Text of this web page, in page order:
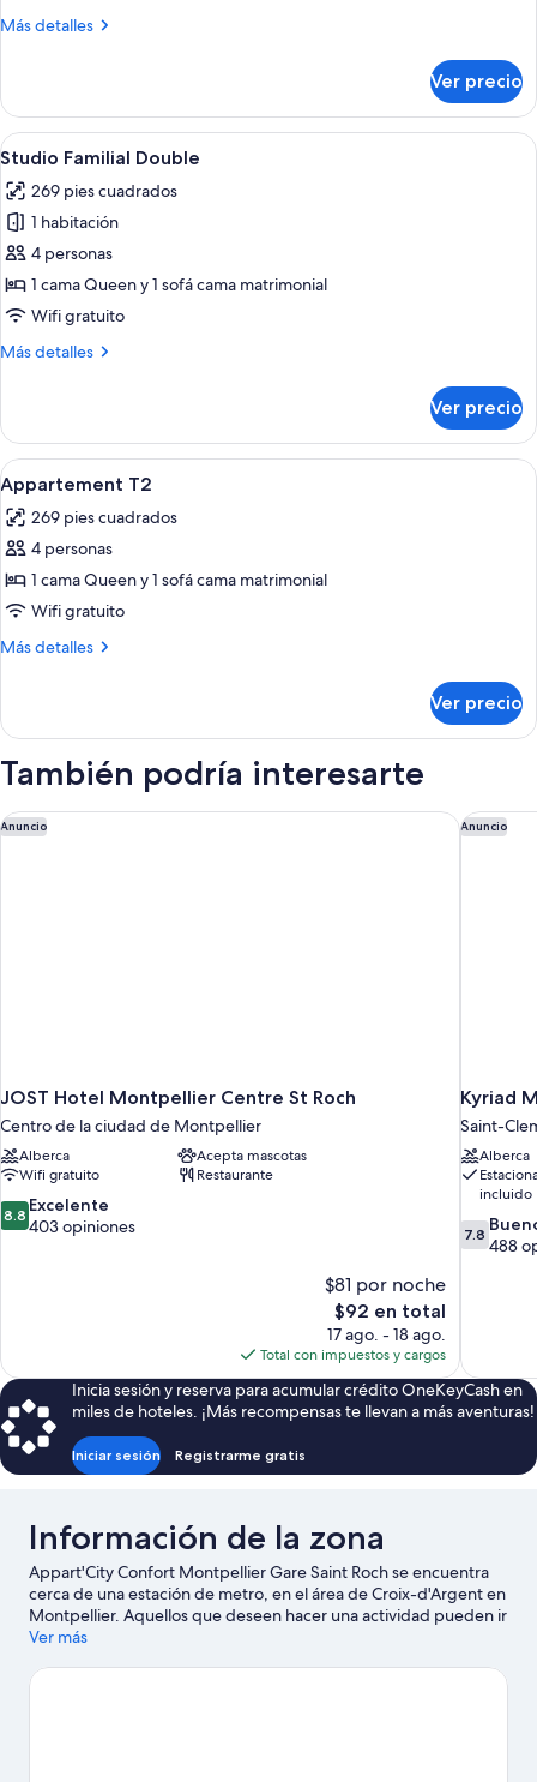
Más detalles
Más
Twin
Ver precio
Abrir
todas
las
fotos
de
Studio
Familial
Habitación de hotel con una cama
5
Studio Familial Double
269 pies cuadrados
1 habitación
4 personas
1 cama Queen y 1 sofá cama matrimonial
Wifi gratuito
Más detalles
Más
Familial
Double
Ver precio
Abrir
todas
las
fotos
de
Appartement
T2
Una cama bien hecha con
5
Appartement T2
269 pies cuadrados
4 personas
1 cama Queen y 1 sofá cama matrimonial
Wifi gratuito
Más detalles
Más
T2
Ver precio
También podría interesarte
Anuncio
JOST Hotel Montpellier Centre St Roch
Centro de la ciudad de Montpellier
Alberca
Acepta mascotas
Wifi gratuito
Restaurante
8.8
de
8.8 Excelente
403 opiniones
$81 por noche
El
precio
actual
es
de
$92
$92 en total
17 ago. - 18 ago.
Total con impuestos y cargos
JOST Hotel Montpellier Centre St Roch Anuncio
Kyriad
Saint-
Alberca
incluido
7.8
de
7.8
488
Kyriad
Inicia sesión y reserva para acumular crédito OneKeyCash en
miles de hoteles. ¡Más recompensas te llevan a más aventuras!
Iniciar sesión Registrarme gratis
Información de la zona
Appart'City Confort Montpellier Gare Saint Roch se encuentra
cerca de una estación de metro, en el área de Croix-d'Argent en
Montpellier. Aquellos que deseen hacer una actividad pueden ir
a Minigolf Goolfy y Pista de patinaje sobre hielo Vegapolis,
pueden visitar Carnon-Plage y Plaza de Peyrou. ¿Quieres asistir a
Ver más